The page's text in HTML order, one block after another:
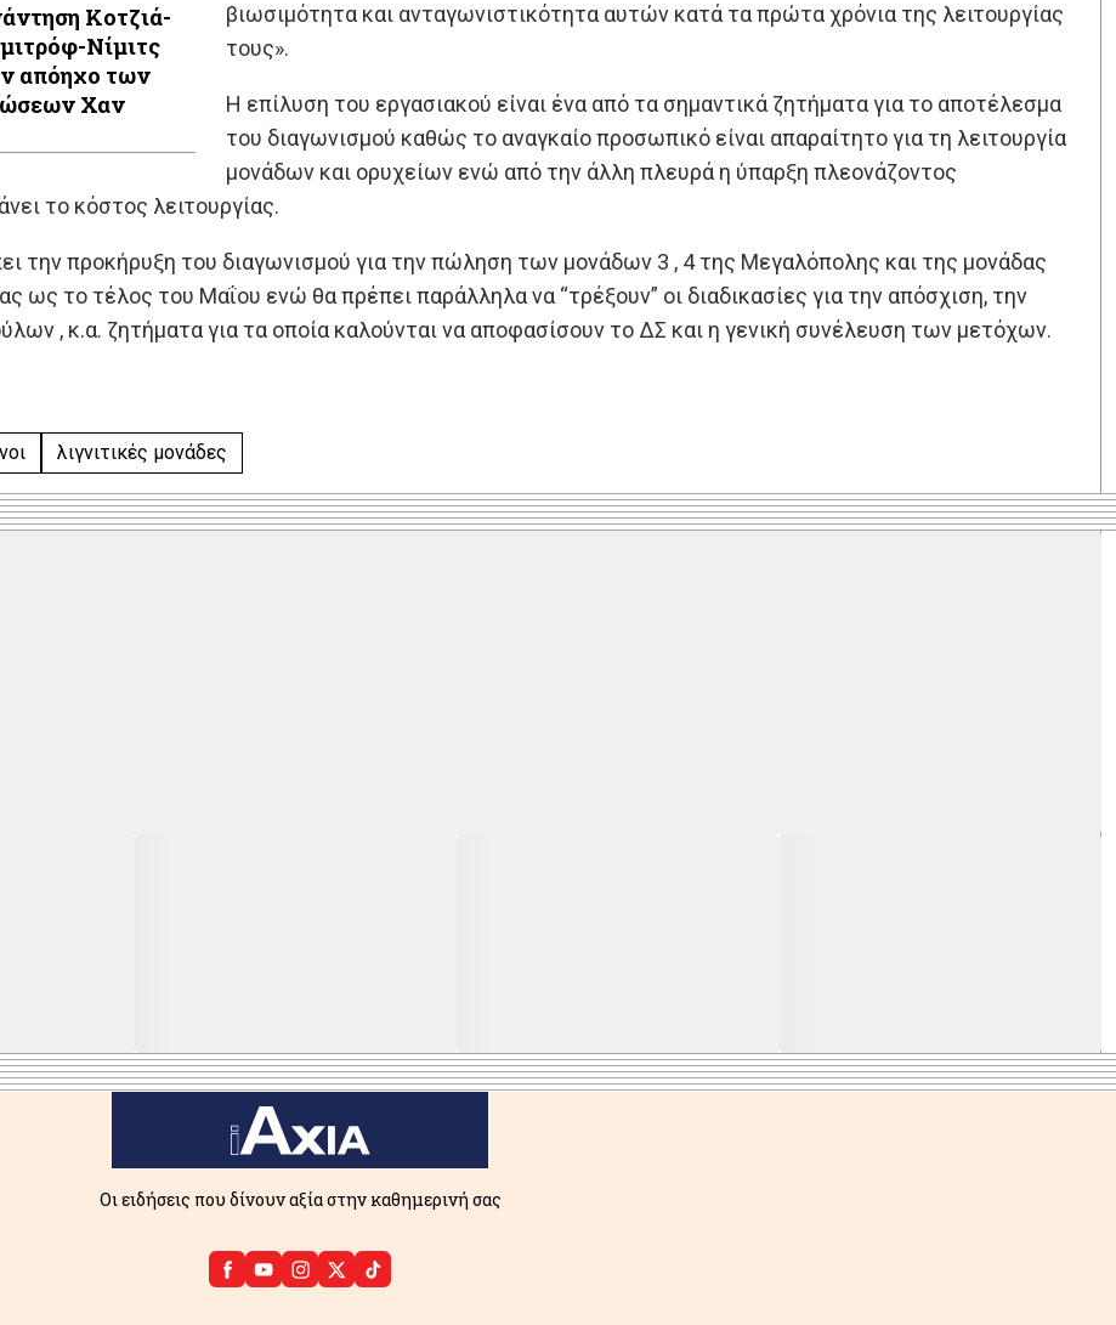
Κοτζιά-
Νίμιτς
απόηχο των
Χαν
βιωσιμότητα και ανταγωνιστικότητα αυτών κατά τα πρώτα χρόνια της λειτουργίας
τους».
Η επίλυση του εργασιακού είναι ένα από τα σημαντικά ζητήματα για το αποτέλεσμα
του διαγωνισμού καθώς το αναγκαίο προσωπικό είναι απαραίτητο για τη λειτουργία
μονάδων και ορυχείων ενώ από την άλλη πλευρά η ύπαρξη πλεονάζοντος
το κόστος λειτουργίας.
την προκήρυξη του διαγωνισμού για την πώληση των μονάδων 3 , 4 της Μεγαλόπολης και της μονάδας
ως το τέλος του Μαΐου ενώ θα πρέπει παράλληλα να “τρέξουν” οι διαδικασίες για την απόσχιση, την
, κ.α. ζητήματα για τα οποία καλούνται να αποφασίσουν το ΔΣ και η γενική συνέλευση των μετόχων.
λιγνιτικές μονάδες
Οι ειδήσεις που δίνουν αξία στην καθημερινή σας